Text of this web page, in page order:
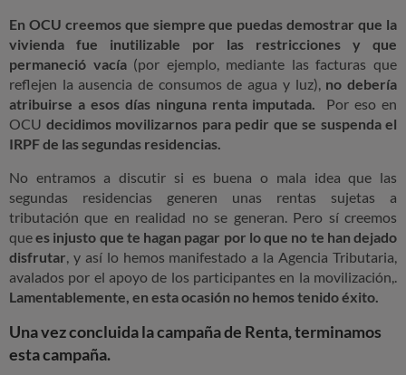
En OCU creemos que siempre que puedas demostrar que la
vivienda fue inutilizable por las restricciones y que
permaneció vacía(por ejemplo, mediante las facturas que
reflejen la ausencia de consumos de agua y luz), no debería
atribuirse a esos días ninguna renta imputada.
Por eso en
OCU decidimos movilizarnos para pedir que se suspenda el
IRPF de las segundas residencias.
No entramos a discutir si es buena o mala idea que las
segundas residencias generen unas rentas sujetas a
tributación que en realidad no se generan. Pero sí creemos
quees injusto que te hagan pagar por lo que no te han dejado
disfrutar, y así lo hemos manifestado a la Agencia Tributaria,
avalados por el apoyo de los participantes en la movilización,.
Lamentablemente, en esta ocasión no hemos tenido éxito.
Una vez concluida la campaña de Renta, terminamos
esta campaña.